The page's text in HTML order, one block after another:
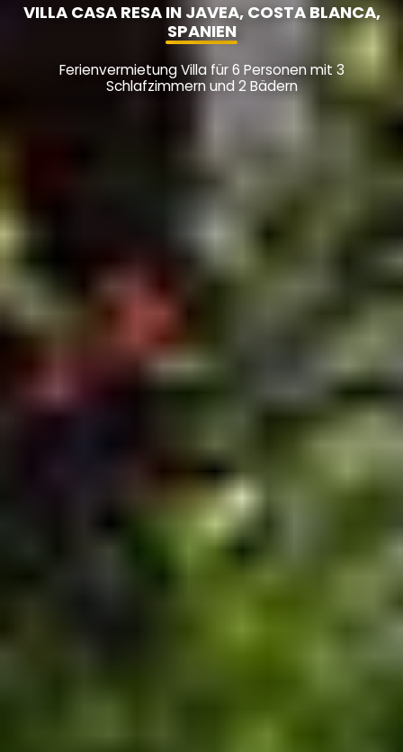
VILLA CASA RESA IN JAVEA, COSTA BLANCA,
SPANIEN
Ferienvermietung Villa für 6 Personen mit 3
Schlafzimmern und 2 Bädern